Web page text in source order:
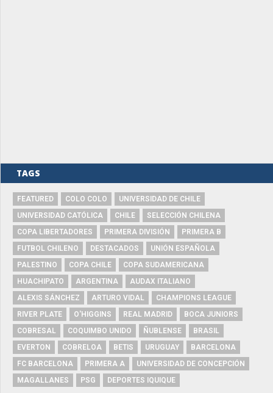
TAGS
FEATURED COLO COLO
UNIVERSIDAD DE CHILE
UNIVERSIDAD CATÓLICA
CHILE
SELECCIÓN CHILENA
COPA LIBERTADORES
PRIMERA DIVISIÓN
PRIMERA B
FUTBOL CHILENO
DESTACADOS
UNIÓN ESPAÑOLA
PALESTINO
COPA CHILE
COPA SUDAMERICANA
HUACHIPATO
ARGENTINA
AUDAX ITALIANO
ALEXIS SÁNCHEZ
ARTURO VIDAL
CHAMPIONS LEAGUE
RIVER PLATE
O'HIGGINS REAL MADRID
BOCA JUNIORS
COBRESAL
COQUIMBO UNIDO ÑUBLENSE
BRASIL
EVERTON
COBRELOA BETIS URUGUAY
BARCELONA
FC BARCELONA
PRIMERA A
UNIVERSIDAD DE CONCEPCIÓN
MAGALLANES
PSG DEPORTES IQUIQUE